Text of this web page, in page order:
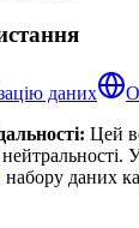
даних
Цей
набору даних